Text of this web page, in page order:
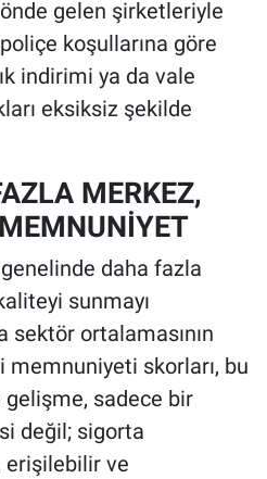
gelen şirketleriyle
koşullarına göre
indirimi ya da vale
eksiksiz şekilde
MERKEZ,
daha fazla
sunmayı
sektör ortalamasının
skorları, bu
sadece bir
değil; sigorta
erişilebilir ve